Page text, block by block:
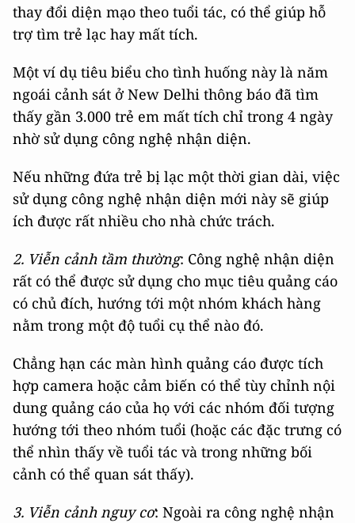
thay đổi diện mạo theo tuổi tác, có thể giúp hỗ
trợ tìm trẻ lạc hay mất tích.
Một ví dụ tiêu biểu cho tình huống này là năm
ngoái cảnh sát ở New Delhi thông báo đã tìm
thấy gần 3.000 trẻ em mất tích chỉ trong 4 ngày
nhờ sử dụng công nghệ nhận diện.
Nếu những đứa trẻ bị lạc một thời gian dài, việc
sử dụng công nghệ nhận diện mới này sẽ giúp
ích được rất nhiều cho nhà chức trách.
2. Viễn cảnh tầm thường: Công nghệ nhận diện
rất có thể được sử dụng cho mục tiêu quảng cáo
có chủ đích, hướng tới một nhóm khách hàng
nằm trong một độ tuổi cụ thể nào đó.
Chẳng hạn các màn hình quảng cáo được tích
hợp camera hoặc cảm biến có thể tùy chỉnh nội
dung quảng cáo của họ với các nhóm đối tượng
hướng tới theo nhóm tuổi (hoặc các đặc trưng có
thể nhìn thấy về tuổi tác và trong những bối
cảnh có thể quan sát thấy).
3. Viễn cảnh nguy cơ: Ngoài ra công nghệ nhận